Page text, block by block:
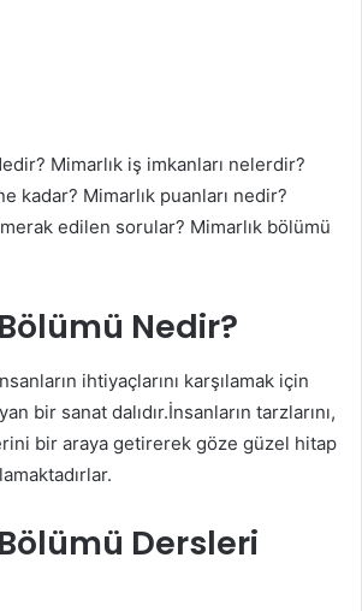
Mimarlık iş imkanları nelerdir?
kadar? Mimarlık puanları nedir?
merak edilen sorular? Mimarlık bölümü
Nedir?
ihtiyaçlarını karşılamak için
bir sanat dalıdır.İnsanların tarzlarını,
bir araya getirerek göze güzel hitap
Dersleri